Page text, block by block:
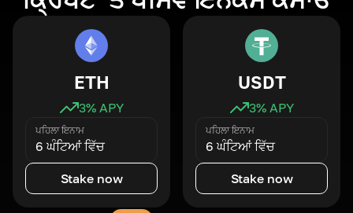
ETH
3% APY
ਪਹਿਲਾ ਇਨਾਮ
6 ਘੰਟਿਆਂ ਵਿੱਚ
Stake now
USDT
3% APY
ਪਹਿਲਾ ਇਨਾਮ
6 ਘੰਟਿਆਂ ਵਿੱਚ
Stake now